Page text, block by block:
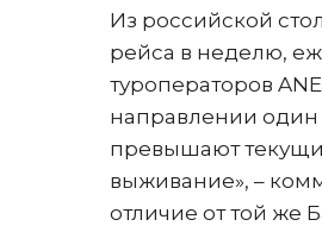
Из российской
рейса в неделю,
туроператоров
направлении один
превышают
выживание», –
отличие от той же